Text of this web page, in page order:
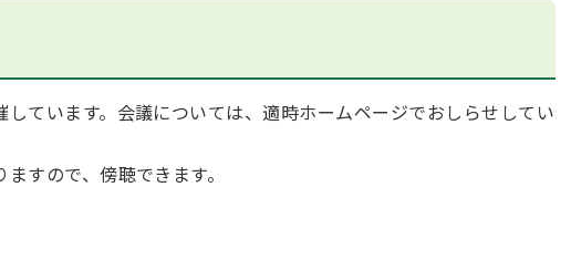
ています。会議については、適時ホームページでおしらせしてい
すので、傍聴できます。